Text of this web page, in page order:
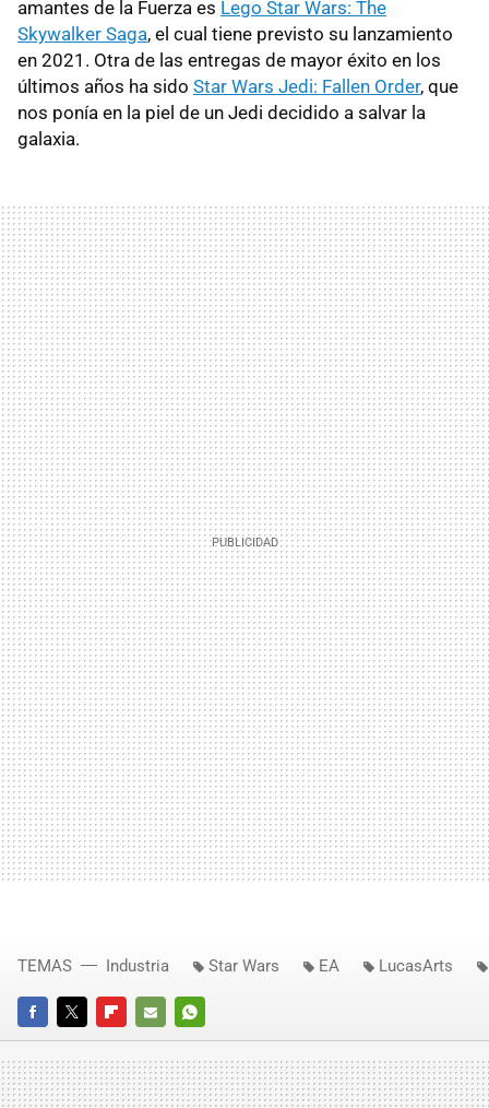
amantes de la Fuerza es Lego Star Wars: The
Skywalker Saga, el cual tiene previsto su lanzamiento
en 2021. Otra de las entregas de mayor éxito en los
últimos años ha sido Star Wars Jedi: Fallen Order, que
nos ponía en la piel de un Jedi decidido a salvar la
galaxia.
FACEBOOKTWITTERFLIPBOARD
E-
MAIL
WHATSAPP
TEMAS Industria Star Wars EA LucasArts